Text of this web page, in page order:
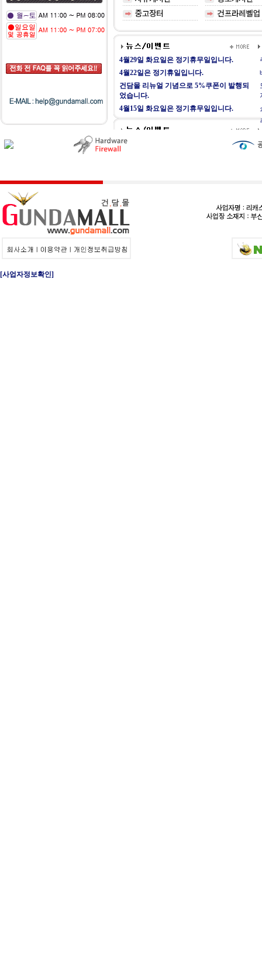
4월29일 화요일은 정기휴무일입니다.
4월22일은 정기휴일입니다.
건담몰 리뉴얼 기념으로 5%쿠폰이 발행되
었습니다.
4월15일 화요일은 정기휴무일입니다.
[사업자정보확인]